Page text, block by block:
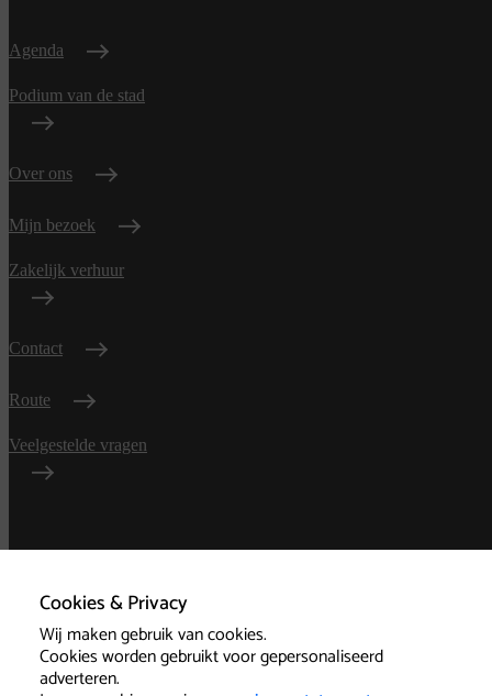
Cookies & Privacy
Wij maken gebruik van cookies.
Cookies worden gebruikt voor gepersonaliseerd
adverteren.
Agenda
Podium van de stad
Over ons
Mijn bezoek
Zakelijk verhuur
Contact
Route
Veelgestelde vragen
voorwaarden
Privacy
Technische informatie